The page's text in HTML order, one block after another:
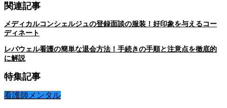
関連記事
メディカルコンシェルジュの登録面談の服装！好印象を与えるコー
ディネート
レバウェル看護の簡単な退会方法！手続きの手順と注意点を徹底的
に解説
特集記事
看護師メンタル